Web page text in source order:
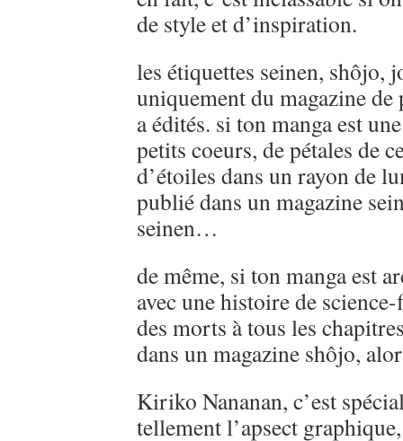
de style et d’inspiration.
les étiquettes seinen, shôjo,
uniquement du magazine
a édités. si ton manga est
petits coeurs, de pétales de
d’étoiles dans un rayon de
publié dans un magazine
seinen…
de même, si ton manga est
avec une histoire de
des morts à tous les
dans un magazine shôjo,
Kiriko Nananan, c’est
tellement l’apsect